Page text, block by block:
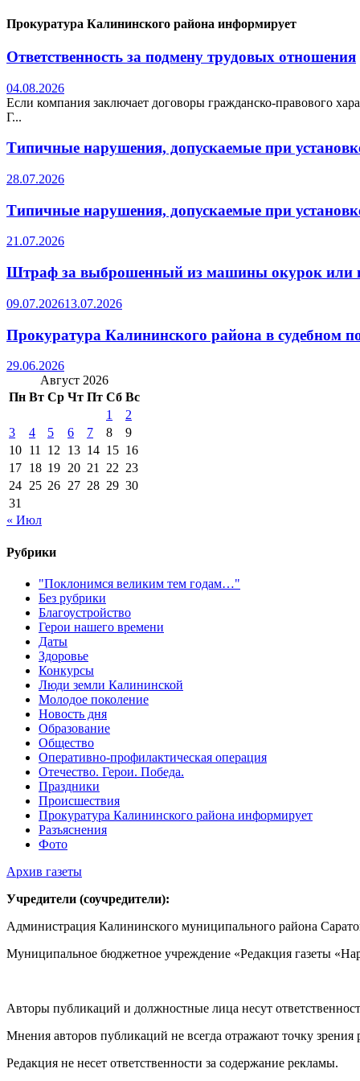
Прокуратура Калининского района информирует
Ответственность за подмену трудовых отношения
04.08.2026
Если компания заключает договоры гражданско-правового
Г...
Типичные нарушения, допускаемые при
28.07.2026
Типичные нарушения, допускаемые при
21.07.2026
Штраф за выброшенный из машины окурок или
09.07.202613.07.2026
Прокуратура Калининского района в судебном
29.06.2026
Август 2026
Пн Вт Ср Чт Пт Сб Вс
1
2
3
4 5 6 7 8
9
10 11 12 13 14 15 16
17 18 19 20 21 22 23
24 25 26 27 28 29 30
31
« Июл
Рубрики
"Поклонимся великим тем годам…"
Без рубрики
Благоустройство
Герои нашего времени
Даты
Здоровье
Конкурсы
Люди земли Калининской
Молодое поколение
Новость дня
Образование
Общество
Оперативно-профилактическая операция
Отечество. Герои. Победа.
Праздники
Происшествия
Прокуратура Калининского района информирует
Разъяснения
Фото
Архив газеты
Учредители (соучредители):
Администрация Калининского муниципального района
Муниципальное бюджетное учреждение «Редакция газеты
Авторы публикаций и должностные лица несут
Мнения авторов публикаций не всегда отражают точку зрения
Редакция не несет ответственности за содержание рекламы.